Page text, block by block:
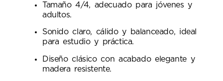
Tamaño 4/4, adecuado para jóvenes y
adultos.
Sonido claro, cálido y balanceado, ideal
para estudio y práctica.
Diseño clásico con acabado elegante y
madera resistente.